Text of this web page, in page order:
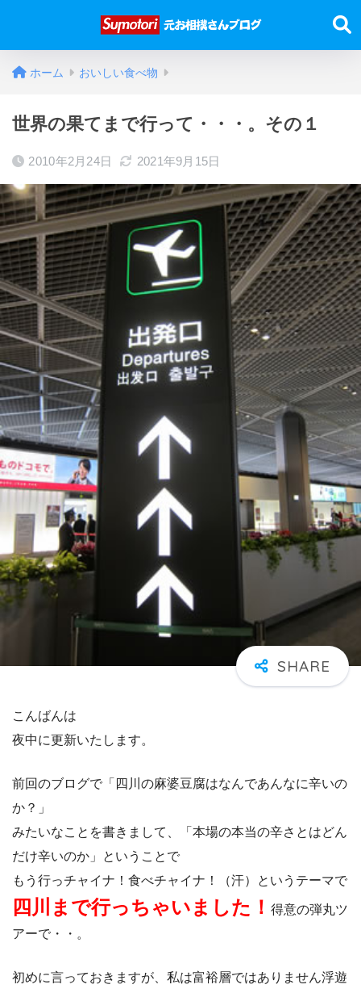
ホーム おいしい食べ物
世界の果てまで行って・・・。その１
2010年2月24日 2021年9月15日
こんばんは
夜中に更新いたします。
前回のブログで「四川の麻婆豆腐はなんであんなに辛いの
か？」
みたいなことを書きまして、「本場の本当の辛さとはどん
だけ辛いのか」ということで
もう行っチャイナ！食べチャイナ！（汗）というテーマで
四川まで行っちゃいました！ 得意の弾丸ツ
アーで・・。
初めに言っておきますが、私は富裕層ではありません浮遊